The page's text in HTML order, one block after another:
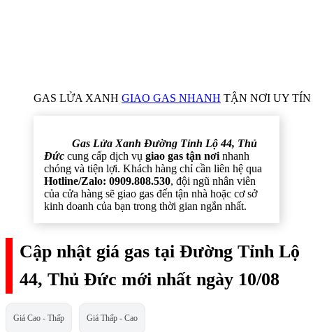
GAS LỬA XANH GIAO GAS NHANH TẬN NƠI UY
Gas Lửa Xanh Đường Tỉnh Lộ 44, Thủ
Đức cung cấp dịch vụ giao gas tận nơi nhanh
chóng và tiện lợi. Khách hàng chỉ cần liên hệ qua
Hotline/Zalo: 0909.808.530, đội ngũ nhân viên
của cửa hàng sẽ giao gas đến tận nhà hoặc cơ sở
kinh doanh của bạn trong thời gian ngắn nhất.
Cập nhật giá gas tại Đường Tỉnh Lộ
44, Thủ Đức mới nhất ngày 10/08
Giá Cao - Thấp Giá Thấp - Cao